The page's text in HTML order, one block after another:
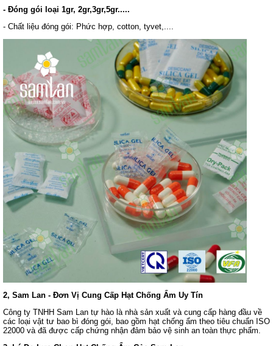
- Đóng gói loại 1gr, 2gr,3gr,5gr.....
- Chất liệu đóng gói: Phức hợp, cotton, tyvet,....
2, Sam Lan - Đơn Vị Cung Cấp Hạt Chống Ẩm Uy Tín
Công ty TNHH Sam Lan tự hào là nhà sản xuất và cung cấp hàng đầu về
các loại vật tư bao bì đóng gói, bao gồm hạt chống ẩm theo tiêu chuẩn ISO
22000 và đã được cấp chứng nhận đảm bảo vệ sinh an toàn thực phẩm.